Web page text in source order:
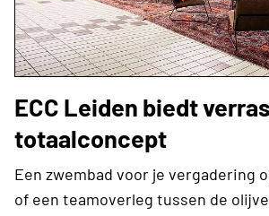
ECC Leiden biedt
totaalconcept
Een zwembad voor je vergadering
of een teamoverleg tussen de